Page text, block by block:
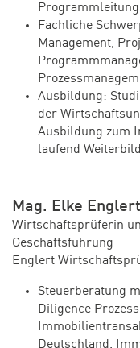
Fachliche
Management,
Ausbildung:
der
Ausbildung zum
laufend
Mag. Elke Englert
Wirtschaftsprüferin
Geschäftsführung
Englert
Steuerberatung
Diligence
Deutschland.